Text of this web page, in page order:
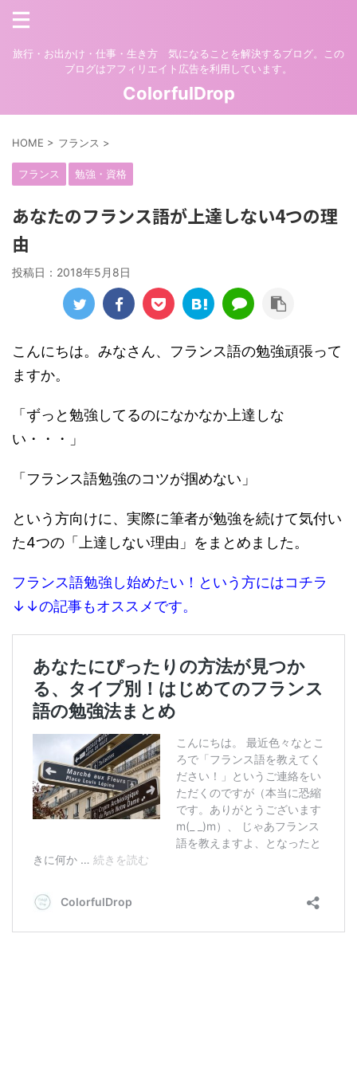
旅行・お出かけ・仕事・生き方 気になることを解決するブログ。この
ブログはアフィリエイト広告を利用しています。
ColorfulDrop
HOME > フランス >
フランス 勉強・資格
あなたのフランス語が上達しない4つの理
由
投稿日： 2018年5月8日
こんにちは。みなさん、フランス語の勉強頑張って
ますか。
「ずっと勉強してるのになかなか上達しな
い・・・」
「フランス語勉強のコツが掴めない」
という方向けに、実際に筆者が勉強を続けて気付い
た4つの「上達しない理由」をまとめました。
フランス語勉強し始めたい！という方にはコチラ
↓↓の記事もオススメです。